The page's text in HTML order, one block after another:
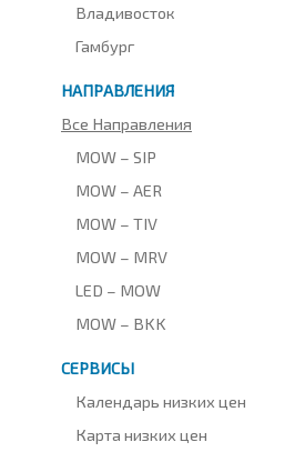
Владивосток
Гамбург
НАПРАВЛЕНИЯ
Все Направления
MOW – SIP
MOW – AER
MOW – TIV
MOW – MRV
LED – MOW
MOW – BKK
СЕРВИСЫ
Календарь низких цен
Карта низких цен